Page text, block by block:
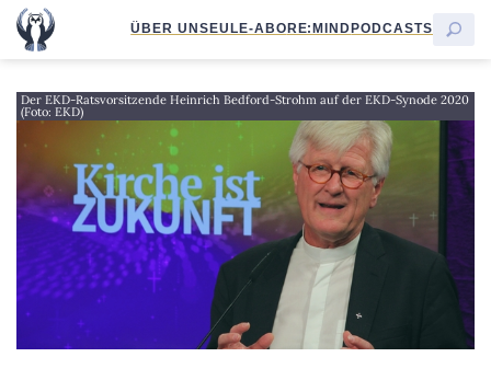
ÜBER UNSEULE-ABORE:MINDPODCASTS
Der EKD-Ratsvorsitzende Heinrich Bedford-Strohm auf der EKD-Synode 2020
(Foto: EKD)